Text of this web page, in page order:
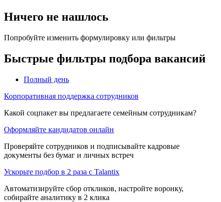
Ничего не нашлось
Попробуйте изменить формулировку или фильтры
Быстрые фильтры подбора вакансий
Полный день
Корпоративная поддержка сотрудников
Какой соцпакет вы предлагаете семейным сотрудникам?
Оформляйте кандидатов онлайн
Проверяйте сотрудников и подписывайте кадровые
документы без бумаг и личных встреч
Ускорьте подбор в 2 раза с Talantix
Автоматизируйте сбор откликов, настройте воронку,
собирайте аналитику в 2 клика